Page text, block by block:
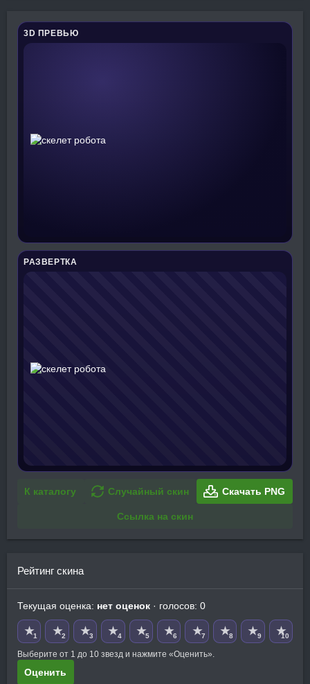
3D ПРЕВЬЮ
РАЗВЕРТКА
К каталогу Случайный скин Скачать PNG
Ссылка на скин
Рейтинг скина
Текущая оценка: нет оценок · голосов: 0
★1 ★2 ★3 ★4 ★5 ★6 ★7 ★8 ★9 ★10
Выберите от 1 до 10 звезд и нажмите «Оценить».
Оценить